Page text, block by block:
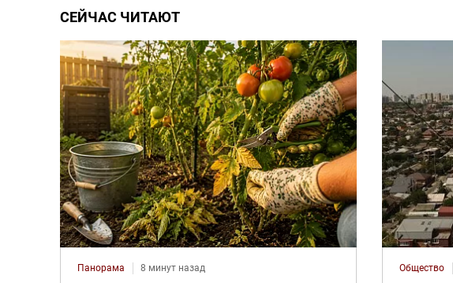
СЕЙЧАС ЧИТАЮТ
Панорама 8 минут назад Общество